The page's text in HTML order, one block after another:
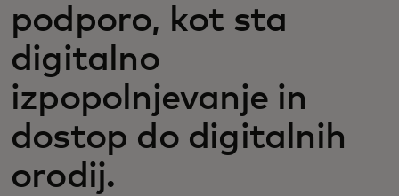
podporo, kot sta
digitalno
izpopolnjevanje in
dostop do digitalnih
orodij.